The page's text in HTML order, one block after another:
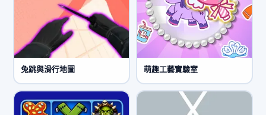
兔跳與滑行地圖 萌趣工藝實驗室